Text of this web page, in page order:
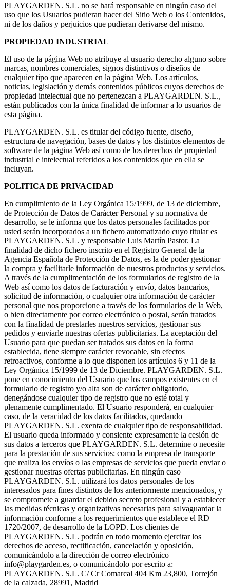
PLAYGARDEN. S.L. no se hará responsable en ningún caso del
uso que los Usuarios pudieran hacer del Sitio Web o los Contenidos,
ni de los daños y perjuicios que pudieran derivarse del mismo.
PROPIEDAD INDUSTRIAL
El uso de la página Web no atribuye al usuario derecho alguno sobre
marcas, nombres comerciales, signos distintivos o diseños de
cualquier tipo que aparecen en la página Web. Los artículos,
noticias, legislación y demás contenidos públicos cuyos derechos de
propiedad intelectual que no pertenezcan a PLAYGARDEN. S.L.,
están publicados con la única finalidad de informar a lo usuarios de
esta página.
PLAYGARDEN. S.L. es titular del código fuente, diseño,
estructura de navegación, bases de datos y los distintos elementos de
software de la página Web así como de los derechos de propiedad
industrial e intelectual referidos a los contenidos que en ella se
incluyan.
POLITICA DE PRIVACIDAD
En cumplimiento de la Ley Orgánica 15/1999, de 13 de diciembre,
de Protección de Datos de Carácter Personal y su normativa de
desarrollo, se le informa que los datos personales facilitados por
usted serán incorporados a un fichero automatizado cuyo titular es
PLAYGARDEN. S.L. y responsable Luis Martín Pastor. La
finalidad de dicho fichero inscrito en el Registro General de la
Agencia Española de Protección de Datos, es la de poder gestionar
la compra y facilitarle información de nuestros productos y servicios.
A través de la cumplimentación de los formularios de registro de la
Web así como los datos de facturación y envío, datos bancarios,
solicitud de información, o cualquier otra información de carácter
personal que nos proporcione a través de los formularios de la Web,
o bien directamente por correo electrónico o postal, serán tratados
con la finalidad de prestarles nuestros servicios, gestionar sus
pedidos y enviarle nuestras ofertas publicitarias. La aceptación del
Usuario para que puedan ser tratados sus datos en la forma
establecida, tiene siempre carácter revocable, sin efectos
retroactivos, conforme a lo que disponen los artículos 6 y 11 de la
Ley Orgánica 15/1999 de 13 de Diciembre. PLAYGARDEN. S.L.
pone en conocimiento del Usuario que los campos existentes en el
formulario de registro y/o alta son de carácter obligatorio,
denegándose cualquier tipo de registro que no esté total y
plenamente cumplimentado. El Usuario responderá, en cualquier
caso, de la veracidad de los datos facilitados, quedando
PLAYGARDEN. S.L. exenta de cualquier tipo de responsabilidad.
El usuario queda informado y consiente expresamente la cesión de
sus datos a terceros que PLAYGARDEN. S.L. determine o necesite
para la prestación de sus servicios: como la empresa de transporte
que realiza los envíos o las empresas de servicios que pueda enviar o
gestionar nuestras ofertas publicitarias. En ningún caso
PLAYGARDEN. S.L. utilizará los datos personales de los
interesados para fines distintos de los anteriormente mencionados, y
se compromete a guardar el debido secreto profesional y a establecer
las medidas técnicas y organizativas necesarias para salvaguardar la
información conforme a los requerimientos que establece el RD
1720/2007, de desarrollo de la LOPD. Los clientes de
PLAYGARDEN. S.L. podrán en todo momento ejercitar los
derechos de acceso, rectificación, cancelación y oposición,
comunicándolo a la dirección de correo electrónico
info@playgarden.es, o comunicándolo por escrito a:
PLAYGARDEN. S.L. C/ Cr Comarcal 404 Km 23,800, Torrejón
de la calzada, 28991, Madrid